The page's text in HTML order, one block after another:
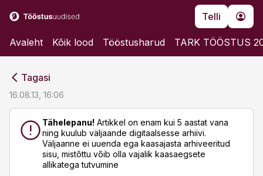
Telli
Avaleht Kõik lood Tööstusharud TARK TÖÖSTUS
Tagasi
16.08.13, 16:06
Tähelepanu! Artikkel on enam kui 5 aastat vana
ning kuulub väljaande digitaalsesse arhiivi.
Väljaanne ei uuenda ega kaasajasta arhiveeritud
sisu, mistõttu võib olla vajalik kaasaegsete
allikatega tutvumine